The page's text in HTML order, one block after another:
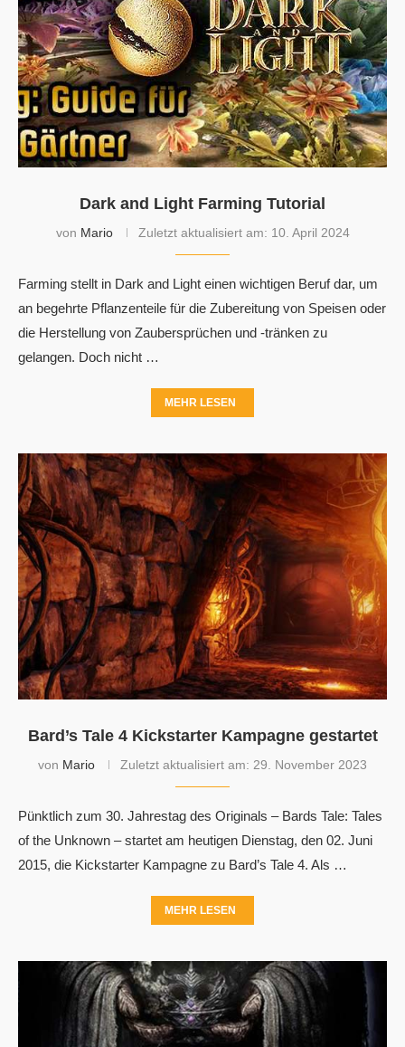
Dark and Light Farming Tutorial
von Mario Zuletzt aktualisiert am: 10. April 2024
Farming stellt in Dark and Light einen wichtigen Beruf dar, um
an begehrte Pflanzenteile für die Zubereitung von Speisen oder
die Herstellung von Zaubersprüchen und -tränken zu
gelangen. Doch nicht …
MEHR LESEN
Bard’s Tale 4 Kickstarter Kampagne gestartet
von Mario Zuletzt aktualisiert am: 29. November 2023
Pünktlich zum 30. Jahrestag des Originals – Bards Tale: Tales
of the Unknown – startet am heutigen Dienstag, den 02. Juni
2015, die Kickstarter Kampagne zu Bard’s Tale 4. Als …
MEHR LESEN